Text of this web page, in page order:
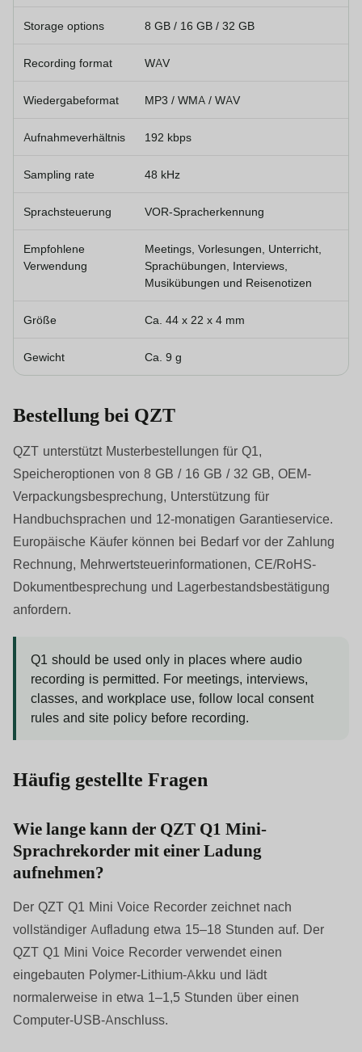
Storage options 8 GB / 16 GB / 32 GB
Recording format WAV
Wiedergabeformat MP3 / WMA / WAV
Aufnahmeverhältnis 192 kbps
Sampling rate 48 kHz
Sprachsteuerung VOR-Spracherkennung
Empfohlene
Verwendung
Meetings, Vorlesungen, Unterricht,
Sprachübungen, Interviews,
Musikübungen und Reisenotizen
Größe Ca. 44 x 22 x 4 mm
Gewicht Ca. 9 g
Bestellung bei QZT
QZT unterstützt Musterbestellungen für Q1,
Speicheroptionen von 8 GB / 16 GB / 32 GB, OEM-
Verpackungsbesprechung, Unterstützung für
Handbuchsprachen und 12-monatigen Garantieservice.
Europäische Käufer können bei Bedarf vor der Zahlung
Rechnung, Mehrwertsteuerinformationen, CE/RoHS-
Dokumentbesprechung und Lagerbestandsbestätigung
anfordern.
Q1 should be used only in places where audio
recording is permitted. For meetings, interviews,
classes, and workplace use, follow local consent
rules and site policy before recording.
Häufig gestellte Fragen
Wie lange kann der QZT Q1 Mini-
Sprachrekorder mit einer Ladung
aufnehmen?
Der QZT Q1 Mini Voice Recorder zeichnet nach
vollständiger Aufladung etwa 15–18 Stunden auf. Der
QZT Q1 Mini Voice Recorder verwendet einen
eingebauten Polymer-Lithium-Akku und lädt
normalerweise in etwa 1–1,5 Stunden über einen
Computer-USB-Anschluss.